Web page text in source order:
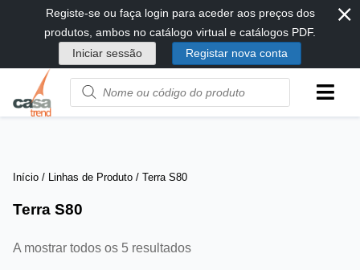
diretamente
conteúdo
Registe-se ou faça login para aceder aos preços dos
produtos, ambos no catálogo virtual e catálogos PDF.
Iniciar sessão
Registar nova conta
⨯
Product
name
Início / Linhas de Produto / Terra S80
Terra S80
A mostrar todos os 5 resultados